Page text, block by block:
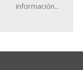
información...